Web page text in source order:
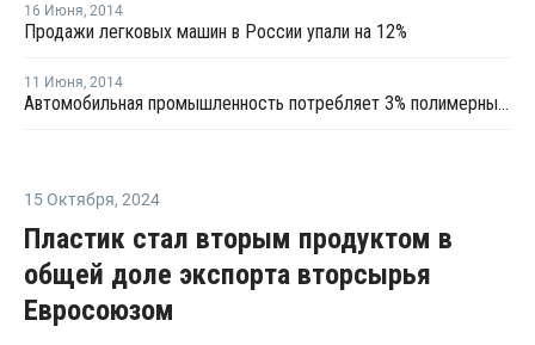
16 Июня, 2014
Продажи легковых машин в России упали на 12%
11 Июня, 2014
Автомобильная промышленность потребляет 3% полимерных изделий в РФ
15 Октября, 2024
Пластик стал вторым продуктом в
общей доле экспорта вторсырья
Евросоюзом